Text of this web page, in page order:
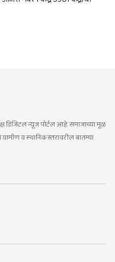
डिजिटल न्यूज पोर्टल आहे. समाजाच्या मूळ
व स्थानिक स्तरावरील बातम्या